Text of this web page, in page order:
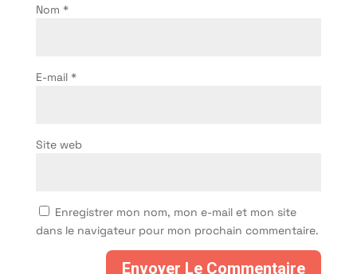
Nom *
E-mail *
Site web
Enregistrer mon nom, mon e-mail et mon site
dans le navigateur pour mon prochain commentaire.